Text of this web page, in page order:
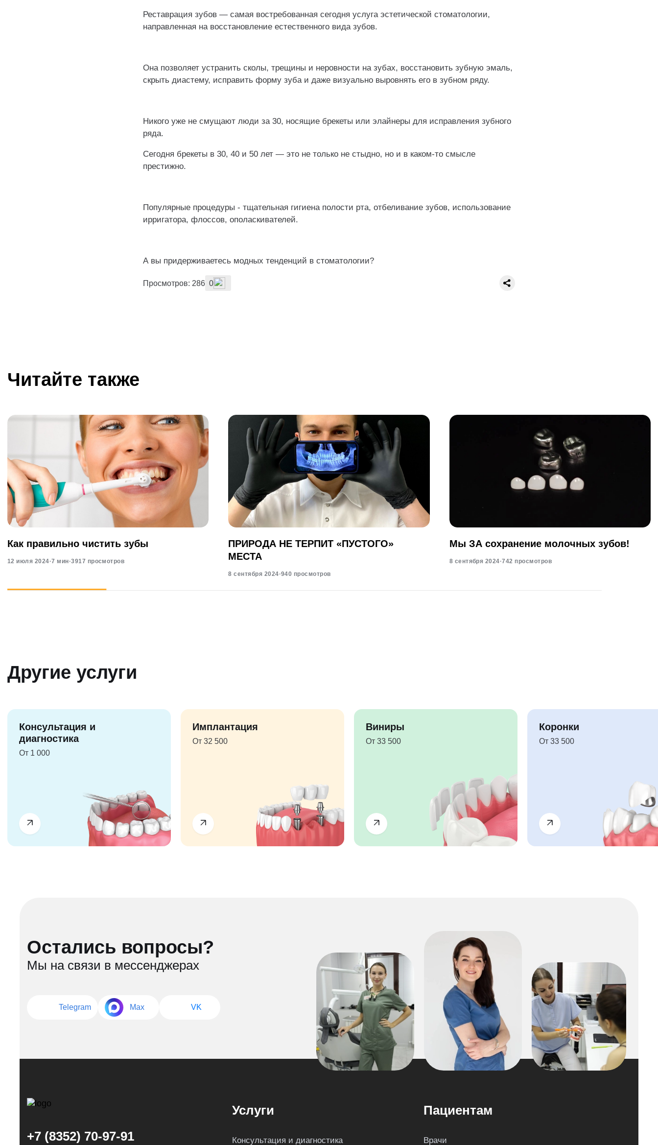
Реставрация зубов — самая востребованная сегодня услуга эстетической стоматологии,
направленная на восстановление естественного вида зубов.
Она позволяет устранить сколы, трещины и неровности на зубах, восстановить зубную эмаль,
скрыть диастему, исправить форму зуба и даже визуально выровнять его в зубном ряду.
Никого уже не смущают люди за 30, носящие брекеты или элайнеры для исправления зубного
ряда.
Сегодня брекеты в 30, 40 и 50 лет — это не только не стыдно, но и в каком-то смысле
престижно.
Популярные процедуры - тщательная гигиена полости рта, отбеливание зубов, использование
ирригатора, флоссов, ополаскивателей.
А вы придерживаетесь модных тенденций в стоматологии?
Просмотров: 286 0
Читайте также
Как правильно чистить зубы
12 июля 2024·7 мин·3917 просмотров
ПРИРОДА НЕ ТЕРПИТ «ПУСТОГО»
МЕСТА
8 сентября 2024·940 просмотров
Мы ЗА сохранение молочных зубов!
8 сентября 2024·742 просмотров
Другие услуги
Консультация и
диагностика
От 1 000
Имплантация
От 32 500
Виниры
От 33 500
Коронки
От 33 500
Остались вопросы?
Мы на связи в мессенджерах
Telegram Max VK
+7 (8352) 70-97-91
Услуги
Консультация и диагностика
Пациентам
Врачи